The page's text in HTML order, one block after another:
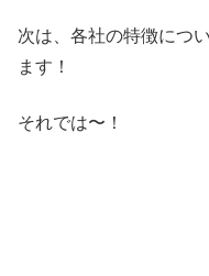
次は、各社の特徴につ
ます！
それでは〜！